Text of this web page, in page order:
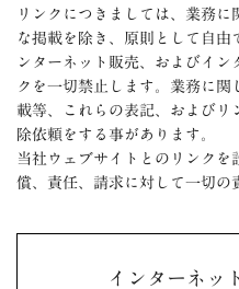
リンクにつきましては、業務
な掲載を除き、原則として自由
ンターネット販売、およびイ
クを一切禁止します。業務に
載等、これらの表記、およびリ
除依頼をする事があります。
当社ウェブサイトとのリンク
償、責任、請求に対して一切の
インターネッ